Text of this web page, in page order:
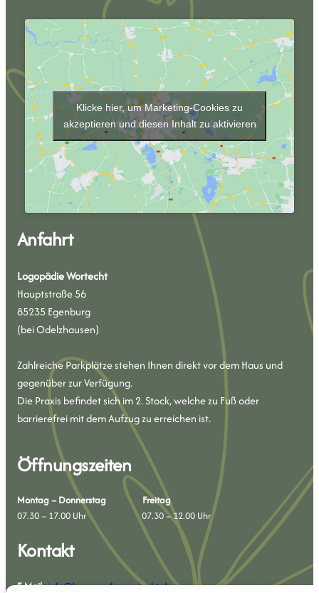
Klicke hier, um Marketing-Cookies zu
akzeptieren und diesen Inhalt zu aktivieren
Anfahrt
Logopädie Wortecht
Hauptstraße 56
85235 Egenburg
(bei Odelzhausen)
Zahlreiche Parkplätze stehen Ihnen direkt vor dem Haus und
gegenüber zur Verfügung.
Die Praxis befindet sich im 2. Stock, welche zu Fuß oder
barrierefrei mit dem Aufzug zu erreichen ist.
Öffnungszeiten
Montag – Donnerstag Freitag
07.30 – 17.00 Uhr 07.30 – 12.00 Uhr
Kontakt
E-Mail:info@logopaedie-wortecht.de